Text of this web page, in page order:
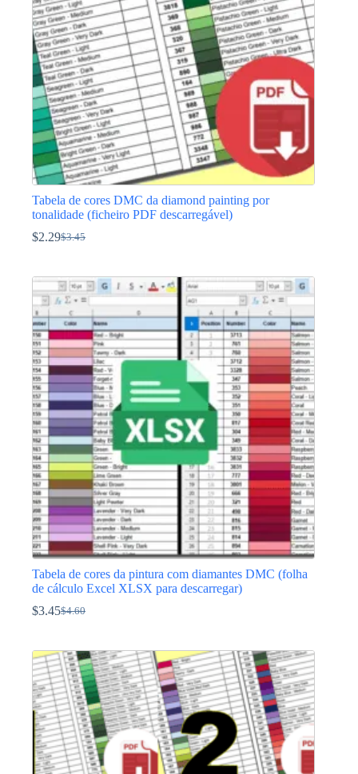
Tabela de cores DMC da diamond painting por
tonalidade (ficheiro PDF descarregável)
$3.45
O
era:
$3.45.
$2.29O
é:
$2.29.
Tabela de cores da pintura com diamantes DMC (folha
de cálculo Excel XLSX para descarregar)
$4.60
O
era:
$4.60.
$3.45O
é:
$3.45.